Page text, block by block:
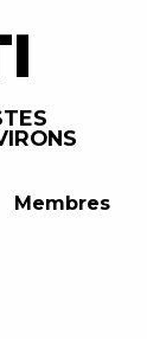
Membres